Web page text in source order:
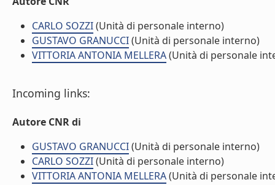
CARLO SOZZI(Unità di personale interno)
GUSTAVO GRANUCCI(Unità di personale interno)
VITTORIA ANTONIA MELLERA(Unità di personale
Incoming links:
Autore CNR di
GUSTAVO GRANUCCI(Unità di personale interno)
CARLO SOZZI(Unità di personale interno)
VITTORIA ANTONIA MELLERA(Unità di personale